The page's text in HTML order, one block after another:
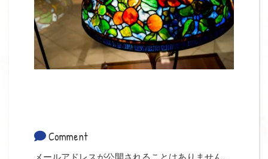
Comment
メールアドレスが公開されることはありません。